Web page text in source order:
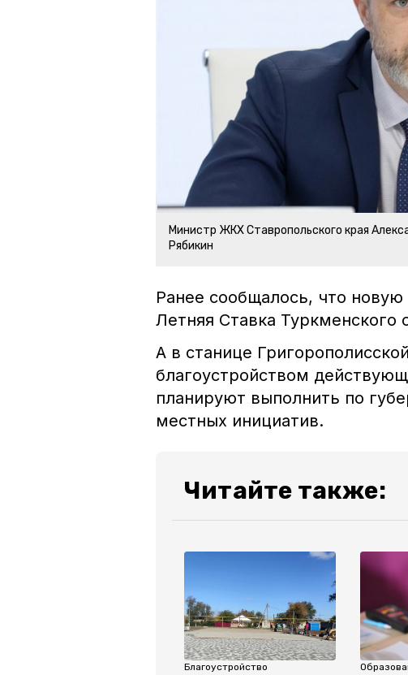
Министр ЖКХ Ставропольского края
Рябикин
Ранее сообщалось, что новую
Летняя Ставка Туркменского
А в станице
благоустройством
планируют выполнить по
местных инициатив.
Читайте также:
Благоустройство